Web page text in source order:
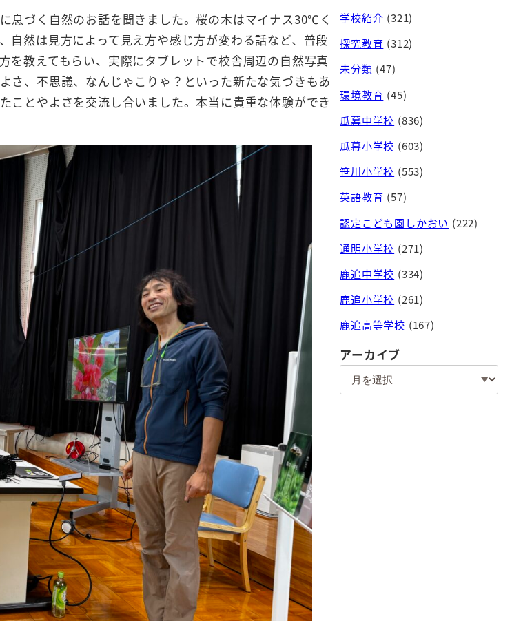
息づく自然のお話を聞きました。桜の木はマイナス30℃く
自然は見方によって見え方や感じ方が変わる話など、普段
を教えてもらい、実際にタブレットで校舎周辺の自然写真
さ、不思議、なんじゃこりゃ？といった新たな気づきもあ
ことやよさを交流し合いました。本当に貴重な体験ができ
学校紹介 (321)
探究教育 (312)
未分類 (47)
環境教育 (45)
瓜幕中学校 (836)
瓜幕小学校 (603)
笹川小学校 (553)
英語教育 (57)
認定こども園しかおい (222)
通明小学校 (271)
鹿追中学校 (334)
鹿追小学校 (261)
鹿追高等学校 (167)
アーカイブ